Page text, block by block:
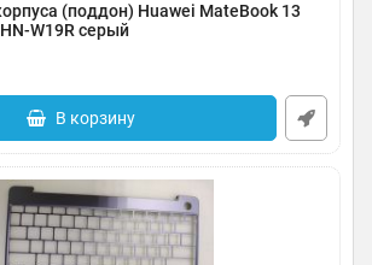
(поддон) Huawei MateBook 13
W19R серый
В корзину